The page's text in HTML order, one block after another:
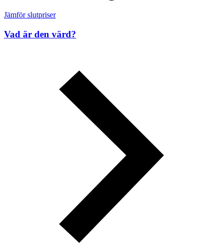
Jämför slutpriser
Vad är den värd?